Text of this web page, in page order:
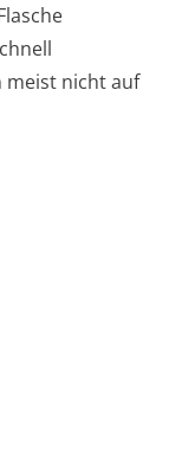
meist nicht auf